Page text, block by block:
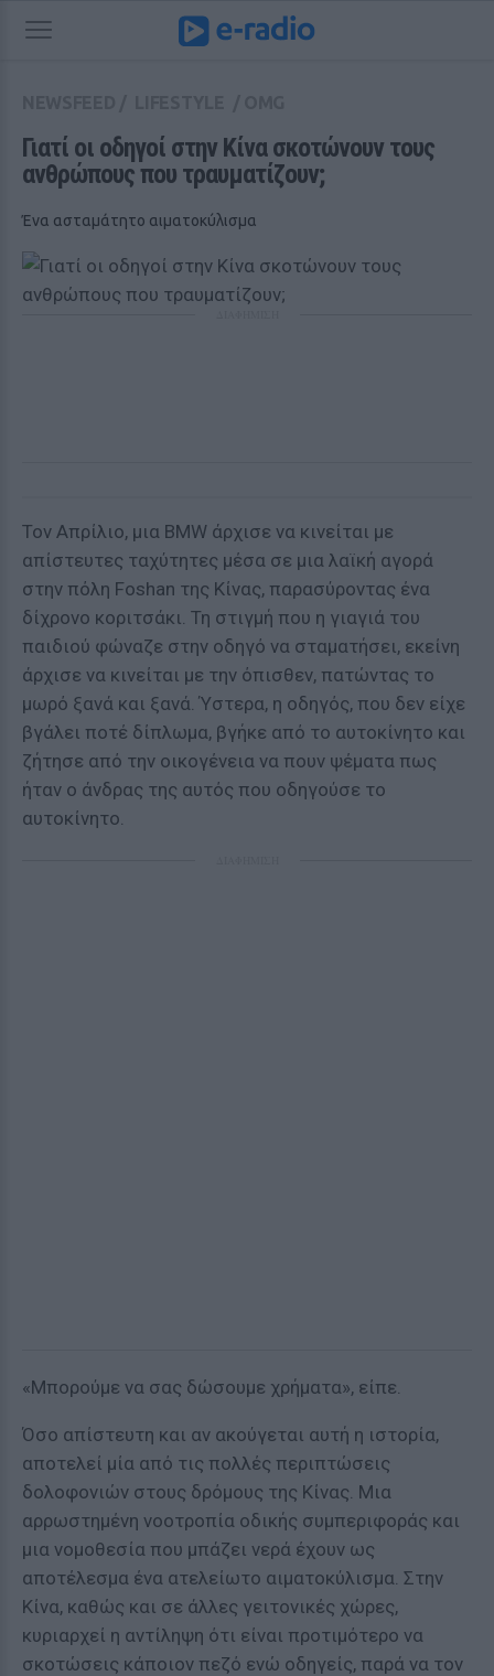
Γιατί οι οδηγοί στην Κίνα σκοτώνουν τους
ανθρώπους που τραυματίζουν;
Ένα ασταμάτητο αιματοκύλισμα
Τον Απρίλιο, μια BMW άρχισε να κινείται με
απίστευτες ταχύτητες μέσα σε μια λαϊκή αγορά
στην πόλη Foshan της Κίνας, παρασύροντας ένα
δίχρονο κοριτσάκι. Τη στιγμή που η γιαγιά του
παιδιού φώναζε στην οδηγό να σταματήσει, εκείνη
άρχισε να κινείται με την όπισθεν, πατώντας το
μωρό ξανά και ξανά. Ύστερα, η οδηγός, που δεν είχε
βγάλει ποτέ δίπλωμα, βγήκε από το αυτοκίνητο και
ζήτησε από την οικογένεια να πουν ψέματα πως
ήταν ο άνδρας της αυτός που οδηγούσε το
αυτοκίνητο.
«Μπορούμε να σας δώσουμε χρήματα», είπε.
Όσο απίστευτη και αν ακούγεται αυτή η ιστορία,
αποτελεί μία από τις πολλές περιπτώσεις
δολοφονιών στους δρόμους της Κίνας. Μια
αρρωστημένη νοοτροπία οδικής συμπεριφοράς και
μια νομοθεσία που μπάζει νερά έχουν ως
αποτέλεσμα ένα ατελείωτο αιματοκύλισμα. Στην
Κίνα, καθώς και σε άλλες γειτονικές χώρες,
κυριαρχεί η αντίληψη ότι είναι προτιμότερο να
σκοτώσεις κάποιον πεζό ενώ οδηγείς, παρά να τον